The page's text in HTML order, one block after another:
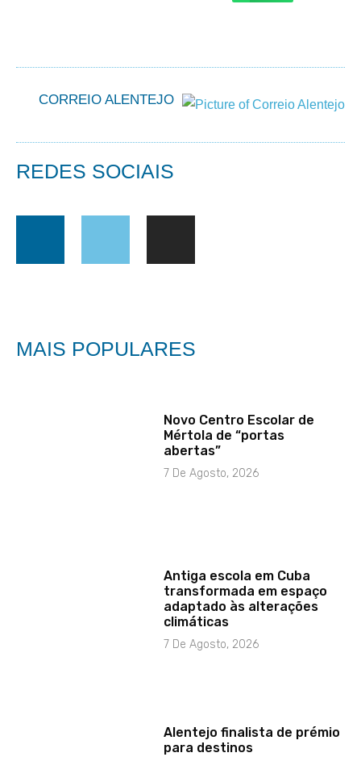
CORREIO ALENTEJO
REDES SOCIAIS
MAIS POPULARES
Novo Centro Escolar de
Mértola de “portas
abertas”
7 De Agosto, 2026
Antiga escola em Cuba
transformada em espaço
adaptado às alterações
climáticas
7 De Agosto, 2026
Alentejo finalista de prémio
para destinos